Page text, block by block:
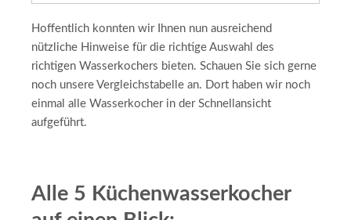
Hoffentlich konnten wir Ihnen nun ausreichend
nützliche Hinweise für die richtige Auswahl des
richtigen Wasserkochers bieten. Schauen Sie sich gerne
noch unsere Vergleichstabelle an. Dort haben wir noch
einmal alle Wasserkocher in der Schnellansicht
aufgeführt.
Alle 5 Küchenwasserkocher